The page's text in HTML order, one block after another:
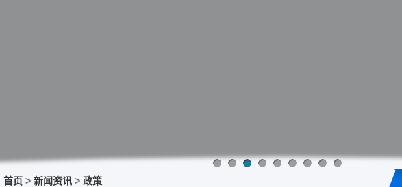
首页 > 新闻资讯 > 政策